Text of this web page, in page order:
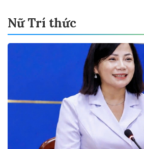
Nữ Trí thức